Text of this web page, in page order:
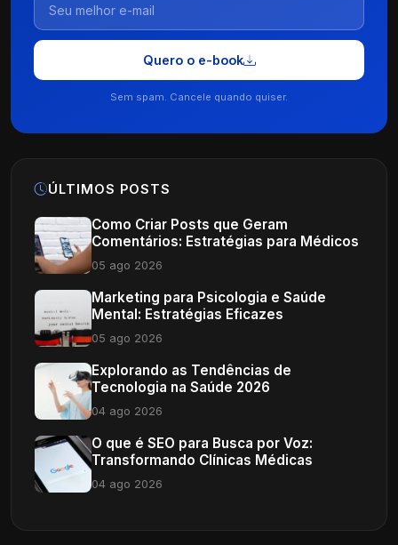
Quero o e-book
Sem spam. Cancele quando quiser.
ÚLTIMOS POSTS
Como Criar Posts que Geram
Comentários: Estratégias para Médicos
05 ago 2026
Marketing para Psicologia e Saúde
Mental: Estratégias Eficazes
05 ago 2026
Explorando as Tendências de
Tecnologia na Saúde 2026
04 ago 2026
O que é SEO para Busca por Voz:
Transformando Clínicas Médicas
04 ago 2026